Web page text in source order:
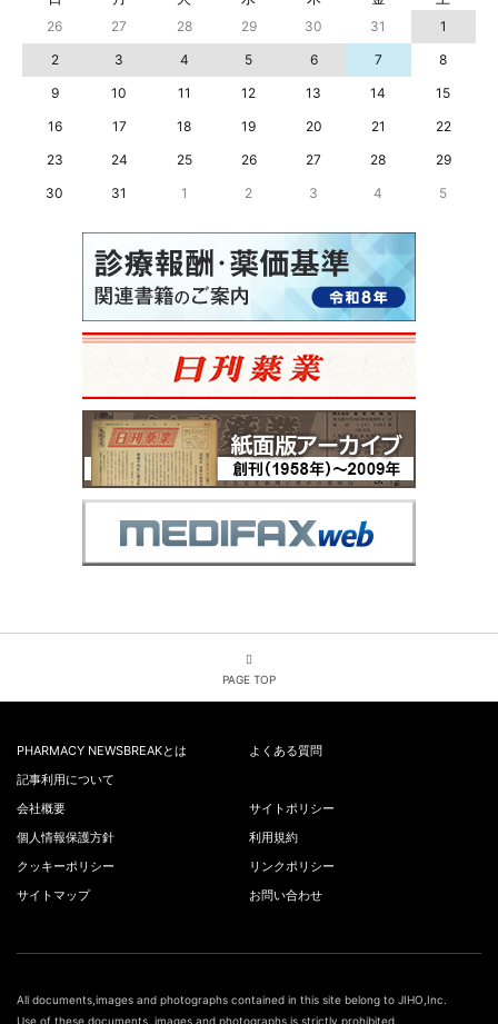
26 27 28 29 30 31
1
2
3 4 5 6 7
8
9
10 11 12 13 14
15
16
17 18 19 20 21
22
23
24 25 26 27 28
29
30
31 1 2 3 4 5
PAGE TOP
PHARMACY NEWSBREAKとは
よくある質問
記事利用について
会社概要
サイトポリシー
個人情報保護方針
利用規約
クッキーポリシー
リンクポリシー
サイトマップ
お問い合わせ
All documents,images and photographs contained in this site belong to JIHO,Inc.
Use of these documents, images and photographs is strictly prohibited.